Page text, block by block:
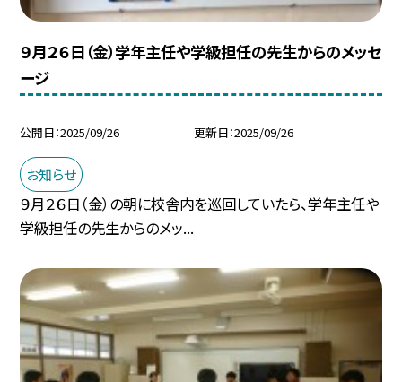
９月２６日（金）学年主任や学級担任の先生からのメッセ
ージ
公開日 2025/09/26 更新日 2025/09/26
お知らせ
９月２６日（金）の朝に校舎内を巡回していたら、学年主任や
学級担任の先生からのメッ...